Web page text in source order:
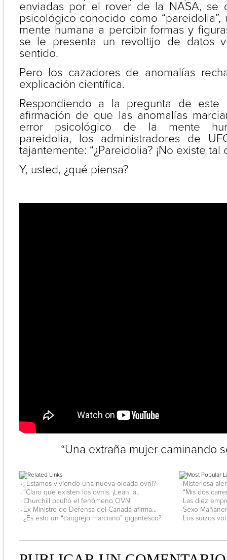
enviadas por el rover de la NASA, se
psicológico conocido como
mente humana a percibir formas y
se le presenta un revoltijo de datos
sentido.
Pero los cazadores de anomalías
explicación científica.
Respondiendo a la pregunta de este
afirmación de que las anomalías
error psicológico de la mente
pareidolia, los administradores de
tajantemente: “¿Pareidolia? ¡No existe tal
Y, usted, ¿qué piensa?
“Una extraña mujer caminando
· ¿Estamos viviendo una nueva oleada ovni?
· “Claro que existen los ovnis. ¡Lean la...
· Churchill ocultó el fenómeno OVNI
· Ex Ministro de Defensa del Canadá afirma...
· ¿Es esto un “cangrejo marciano” gigantesco?
· Misteriosa
· “Mis dos
· Las diez
· Sexo
· Los suizos